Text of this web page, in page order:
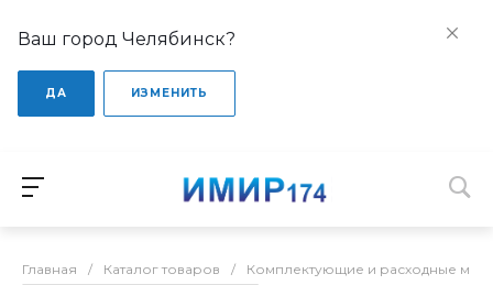
Ваш город Челябинск?
ДА ИЗМЕНИТЬ
Главная / Каталог товаров / Комплектующие и расходные